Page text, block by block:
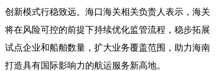
创新模式行稳致远。海口海关相关负责人表示，海关
将在风险可控的前提下持续优化监管流程，稳步拓展
试点企业和船舶数量，扩大业务覆盖范围，助力海南
打造具有国际影响力的航运服务新高地。